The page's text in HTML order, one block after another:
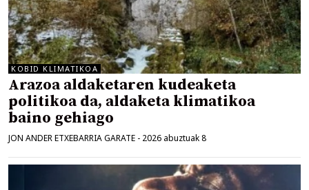
KOBID KLIMATIKOA
Arazoa aldaketaren kudeaketa
politikoa da, aldaketa klimatikoa
baino gehiago
JON ANDER ETXEBARRIA GARATE - 2026 abuztuak 8